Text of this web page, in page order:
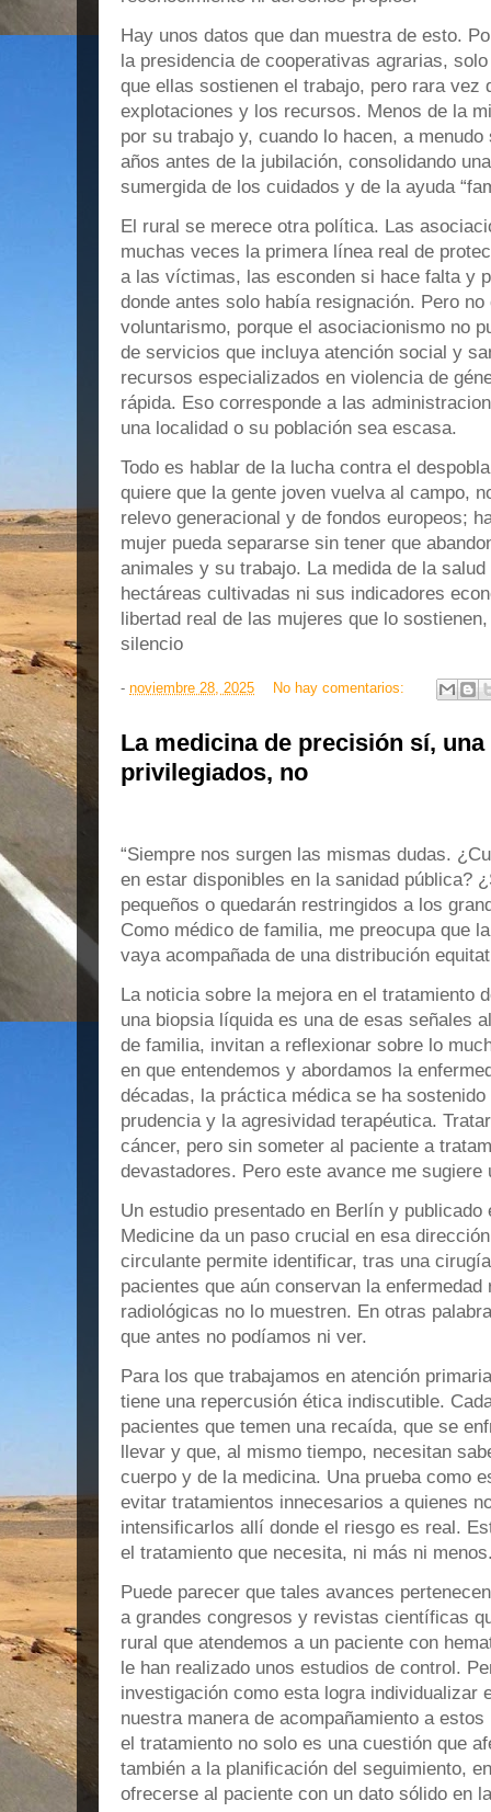
Hay unos datos que dan muestra de esto.
la presidencia de cooperativas agrarias,
que ellas sostienen el trabajo, pero rara vez
explotaciones y los recursos. Menos de la
por su trabajo y, cuando lo hacen, a
años antes de la jubilación, consolidando
sumergida de los cuidados y de la ayuda
El rural se merece otra política. Las
muchas veces la primera línea real de
a las víctimas, las esconden si hace falta y
donde antes solo había resignación. Pero
voluntarismo, porque el asociacionismo no
de servicios que incluya atención social y
recursos especializados en violencia de
rápida. Eso corresponde a las
una localidad o su población sea escasa.
Todo es hablar de la lucha contra el
quiere que la gente joven vuelva al campo,
relevo generacional y de fondos europeos;
mujer pueda separarse sin tener que
animales y su trabajo. La medida de la
hectáreas cultivadas ni sus indicadores
libertad real de las mujeres que lo
silencio
- noviembre 28, 2025 No hay comentarios:
La medicina de precisión sí,
privilegiados, no
“Siempre nos surgen las mismas dudas.
en estar disponibles en la sanidad pública?
pequeños o quedarán restringidos a los
Como médico de familia, me preocupa que
vaya acompañada de una distribución
La noticia sobre la mejora en el tratamiento
una biopsia líquida es una de esas señales
de familia, invitan a reflexionar sobre lo
en que entendemos y abordamos la
décadas, la práctica médica se ha
prudencia y la agresividad terapéutica.
cáncer, pero sin someter al paciente a
devastadores. Pero este avance me sugiere
Un estudio presentado en Berlín y publicado
Medicine da un paso crucial en esa
circulante permite identificar, tras una
pacientes que aún conservan la
radiológicas no lo muestren. En otras
que antes no podíamos ni ver.
Para los que trabajamos en atención
tiene una repercusión ética indiscutible.
pacientes que temen una recaída, que se
llevar y que, al mismo tiempo, necesitan
cuerpo y de la medicina. Una prueba como
evitar tratamientos innecesarios a quienes
intensificarlos allí donde el riesgo es real.
el tratamiento que necesita, ni más ni
Puede parecer que tales avances
a grandes congresos y revistas científicas
rural que atendemos a un paciente con
le han realizado unos estudios de control.
investigación como esta logra individualizar
nuestra manera de acompañamiento a
el tratamiento no solo es una cuestión que
también a la planificación del seguimiento,
ofrecerse al paciente con un dato sólido en